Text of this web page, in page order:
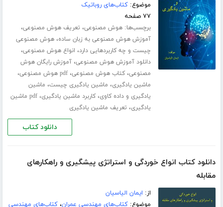
موضوع:کتاب‌های روباتیک
۷۷ صفحه
برچسب‌ها:هوش مصنوعی، تعریف هوش مصنوعی،
آموزش هوش مصنوعی به زبان ساده،هوش مصنوعی
چیست و چه کاربردهایی دارد، انواع هوش مصنوعی،
دانلود آموزش هوش مصنوعی،آموزش رایگان هوش
مصنوعی،کتاب هوش مصنوعی،pdf هوش مصنوعی ،
ماشین یادگیری، ماشین یادگیری چیست، ماشین
یادگیری و داده کاوی،کاربرد ماشین یادگیری،
pdf ماشین
یادگیری، تعریف ماشین یادگیری
دانلود کتاب
دانلود کتاب انواع خوردگی و استراتژی پیشگیری و راهکارهای
مقابله
از: ایمان الیاسیان
موضوع:کتاب‌های مهندسی عمران،کتاب‌های مهندسی